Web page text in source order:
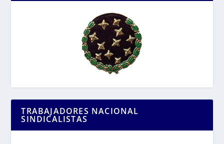
TRABAJADORES NACIONAL
SINDICALISTAS